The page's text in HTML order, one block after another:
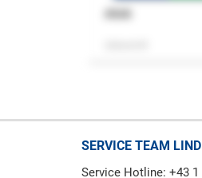
SERVICE TEAM
Service Hotline: +43 1